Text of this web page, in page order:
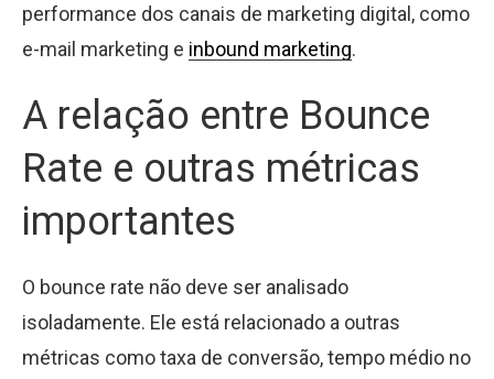
performance dos canais de marketing digital, como
e-mail marketing e inbound marketing.
A relação entre Bounce
Rate e outras métricas
importantes
O bounce rate não deve ser analisado
isoladamente. Ele está relacionado a outras
métricas como taxa de conversão, tempo médio no